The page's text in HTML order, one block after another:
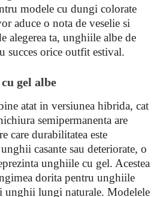
modele cu dungi colorate
aduce o nota de veselie si
alegerea ta, unghiile albe de
succes orice outfit estival.
gel albe
atat in versiunea hibrida, cat
semipermanenta are
care durabilitatea este
casante sau deteriorate, o
unghiile cu gel. Acestea
dorita pentru unghiile
unghii lungi naturale. Modelele